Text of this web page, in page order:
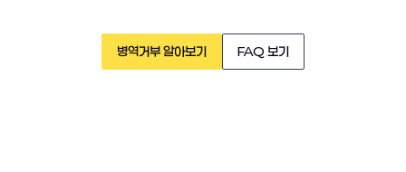
병역거부 알아보기 FAQ 보기